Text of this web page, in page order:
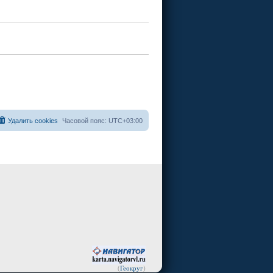
Часовой пояс: UTC+03:00
Удалить cookies
(Геокруг)